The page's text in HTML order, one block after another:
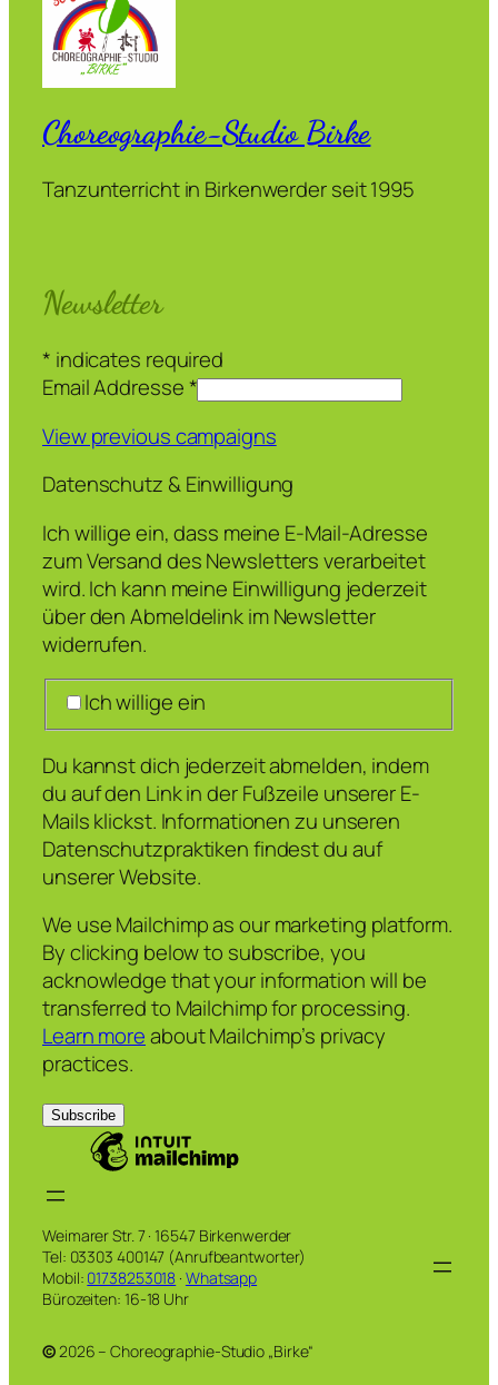
Choreographie-Studio Birke
Tanzunterricht in Birkenwerder seit 1995
Newsletter
* indicates required
Email Addresse*
View previous campaigns
Datenschutz & Einwilligung
Ich willige ein, dass meine E-Mail-Adresse
zum Versand des Newsletters verarbeitet
wird. Ich kann meine Einwilligung jederzeit
über den Abmeldelink im Newsletter
widerrufen.
Ich willige ein
Du kannst dich jederzeit abmelden, indem
du auf den Link in der Fußzeile unserer E-
Mails klickst. Informationen zu unseren
Datenschutzpraktiken findest du auf
unserer Website.
We use Mailchimp as our marketing platform.
By clicking below to subscribe, you
acknowledge that your information will be
transferred to Mailchimp for processing.
Learn moreabout Mailchimp’s privacy
practices.
Weimarer Str. 7 · 16547 Birkenwerder
Tel: 03303 400147 (Anrufbeantworter)
Mobil: 01738253018 · Whatsapp
Bürozeiten: 16-18 Uhr
©2026 – Choreographie-Studio „Birke“